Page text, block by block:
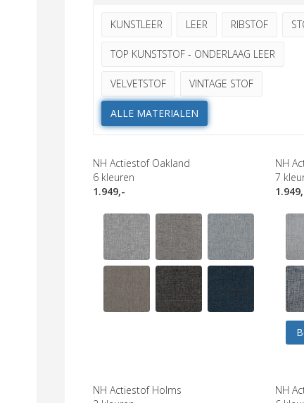
KUNSTLEER LEER RIBSTOF
TOP KUNSTSTOF - ONDERLAAG LEER
VELVETSTOF VINTAGE STOF
ALLE MATERIALEN
NH Actiestof Oakland
6 kleuren
1.949,-
NH
7
NH Actiestof Holms
NH